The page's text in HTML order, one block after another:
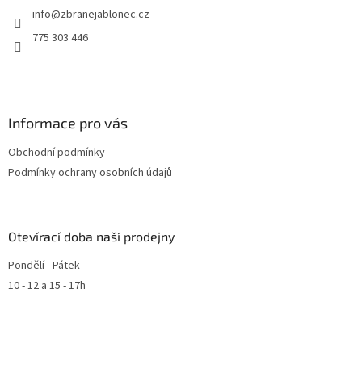
info@zbranejablonec.cz
775 303 446
Informace pro vás
Obchodní podmínky
Podmínky ochrany osobních údajů
Otevírací doba naší prodejny
Pondělí - Pátek
10 - 12 a 15 - 17h